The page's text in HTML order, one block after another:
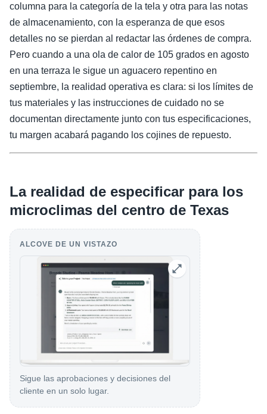
columna para la categoría de la tela y otra para las notas
de almacenamiento, con la esperanza de que esos
detalles no se pierdan al redactar las órdenes de compra.
Pero cuando a una ola de calor de 105 grados en agosto
en una terraza le sigue un aguacero repentino en
septiembre, la realidad operativa es clara: si los límites de
tus materiales y las instrucciones de cuidado no se
documentan directamente junto con tus especificaciones,
tu margen acabará pagando los cojines de repuesto.
La realidad de especificar para los
microclimas del centro de Texas
ALCOVE DE UN VISTAZO
Sigue las aprobaciones y decisiones del
cliente en un solo lugar.